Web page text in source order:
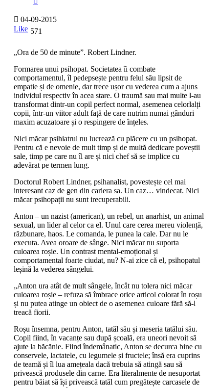
04-09-2015
Like 571
„Ora de 50 de minute”. Robert Lindner.
Formarea unui psihopat. Societatea îi combate
comportamentul, îl pedepsește pentru felul său lipsit de
empatie și de omenie, dar trece ușor cu vederea cum a ajuns
individul respectiv în acea stare. O traumă sau mai multe l-au
transformat dintr-un copil perfect normal, asemenea celorlalți
copii, într-un viitor adult față de care nutrim numai gânduri
maxim acuzatoare și o respingere de înțeles.
Nici măcar psihiatrul nu lucrează cu plăcere cu un psihopat.
Pentru că e nevoie de mult timp și de multă dedicare poveștii
sale, timp pe care nu îl are și nici chef să se implice cu
adevărat pe termen lung.
Doctorul Robert Lindner, psihanalist, povestește cel mai
interesant caz de gen din cariera sa. Un caz… vindecat. Nici
măcar psihopații nu sunt irecuperabili.
Anton – un nazist (american), un rebel, un anarhist, un animal
sexual, un lider al celor ca el. Unul care cerea mereu violență,
răzbunare, haos. Le comanda, le punea la cale. Dar nu le
executa. Avea oroare de sânge. Nici măcar nu suporta
culoarea roșie. Un contrast mental-emoțional și
comportamental foarte ciudat, nu? N-ai zice că el, psihopatul
leșină la vederea sângelui.
„Anton ura atât de mult sângele, încât nu tolera nici măcar
culoarea roșie – refuza să îmbrace orice articol colorat în roșu
și nu putea atinge un obiect de o asemenea culoare fără să-l
treacă fiorii.
Roșu însemna, pentru Anton, tatăl său și meseria tatălui său.
Copil fiind, în vacanțe sau după școală, era uneori nevoit să
ajute la băcănie. Fiind îndemânatic, Anton se decurca bine cu
conservele, lactatele, cu legumele și fructele; însă era cuprins
de teamă și îl lua amețeala dacă trebuia să atingă sau să
privească produsele din carne. Era literalmente de nesuportat
pentru băiat să își privească tatăl cum pregătește carcasele de